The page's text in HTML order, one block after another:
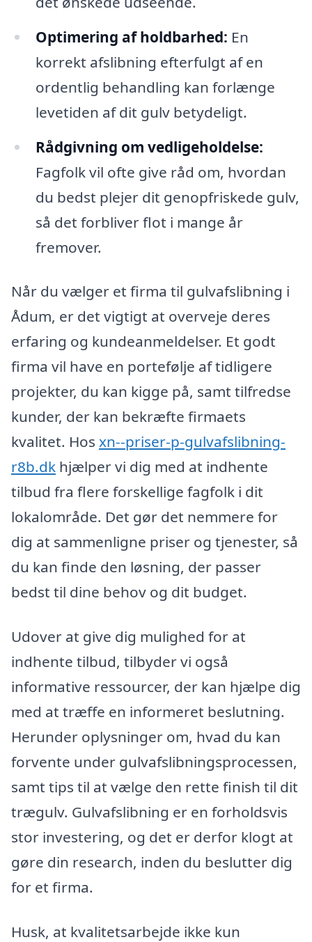
Optimering af holdbarhed: En
korrekt afslibning efterfulgt af en
ordentlig behandling kan forlænge
levetiden af dit gulv betydeligt.
Rådgivning om vedligeholdelse:
Fagfolk vil ofte give råd om, hvordan
du bedst plejer dit genopfriskede gulv,
så det forbliver flot i mange år
fremover.
Når du vælger et firma til gulvafslibning i
Ådum, er det vigtigt at overveje deres
erfaring og kundeanmeldelser. Et godt
firma vil have en portefølje af tidligere
projekter, du kan kigge på, samt tilfredse
kunder, der kan bekræfte firmaets
kvalitet. Hos xn--priser-p-gulvafslibning-
r8b.dk hjælper vi dig med at indhente
tilbud fra flere forskellige fagfolk i dit
lokalområde. Det gør det nemmere for
dig at sammenligne priser og tjenester, så
du kan finde den løsning, der passer
bedst til dine behov og dit budget.
Udover at give dig mulighed for at
indhente tilbud, tilbyder vi også
informative ressourcer, der kan hjælpe dig
med at træffe en informeret beslutning.
Herunder oplysninger om, hvad du kan
forvente under gulvafslibningsprocessen,
samt tips til at vælge den rette finish til dit
trægulv. Gulvafslibning er en forholdsvis
stor investering, og det er derfor klogt at
gøre din research, inden du beslutter dig
for et firma.
Husk, at kvalitetsarbejde ikke kun